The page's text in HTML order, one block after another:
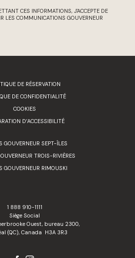
CES INFORMATIONS, J'ACCEPTE DE
LES COMMUNICATIONS GOUVERNEUR
DE RÉSERVATION
DE CONFIDENTIALITÉ
COOKIES
D’ACCESSIBILITÉ
GOUVERNEUR SEPT-ÎLES
TROIS-RIVIÈRES
GOUVERNEUR RIMOUSKI
1 888 910-1111
Siège Social
Ouest, bureau 2300,
(QC), Canada H3A 3R3